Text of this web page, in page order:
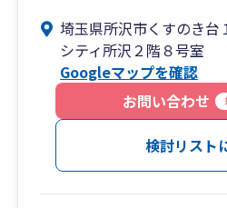
介も積極的にしています。
■オンライン全国対応
■相続事業承継、ライフプ
非上場株評価、相続対策、
ンナーとしてのアドバイス
埼玉県所沢市くすのき台
シティ所沢２階８号室
Googleマップを確認
お問い合わせ
検討リスト